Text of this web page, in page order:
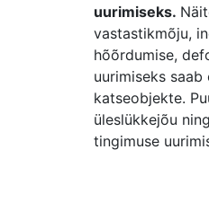
uurimiseks.
vastastikmõju,
hõõrdumise,
uurimiseks
katseobjekte.
üleslükkejõu
tingimuse